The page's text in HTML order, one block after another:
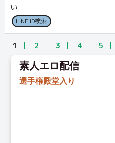
い
LINE ID検索
1 2 3 4 5
素人エロ配信